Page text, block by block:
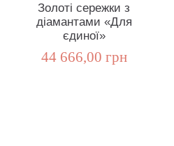
Золоті сережки з
діамантами «Для
єдиної»
44 666,00 грн